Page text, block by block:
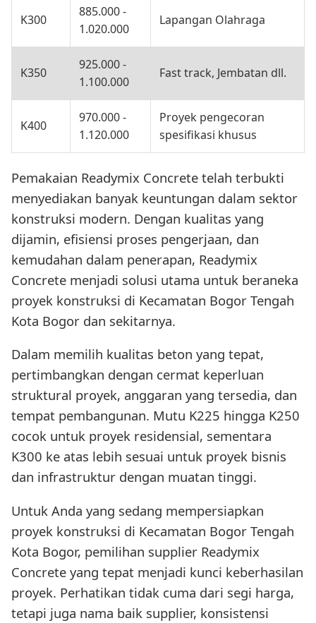
K300
885.000 -
1.020.000
Lapangan Olahraga
K350
925.000 -
1.100.000
Fast track, Jembatan dll.
K400
970.000 -
1.120.000
Proyek pengecoran
spesifikasi khusus
Pemakaian Readymix Concrete telah terbukti
menyediakan banyak keuntungan dalam sektor
konstruksi modern. Dengan kualitas yang
dijamin, efisiensi proses pengerjaan, dan
kemudahan dalam penerapan, Readymix
Concrete menjadi solusi utama untuk beraneka
proyek konstruksi di Kecamatan Bogor Tengah
Kota Bogor dan sekitarnya.
Dalam memilih kualitas beton yang tepat,
pertimbangkan dengan cermat keperluan
struktural proyek, anggaran yang tersedia, dan
tempat pembangunan. Mutu K225 hingga K250
cocok untuk proyek residensial, sementara
K300 ke atas lebih sesuai untuk proyek bisnis
dan infrastruktur dengan muatan tinggi.
Untuk Anda yang sedang mempersiapkan
proyek konstruksi di Kecamatan Bogor Tengah
Kota Bogor, pemilihan supplier Readymix
Concrete yang tepat menjadi kunci keberhasilan
proyek. Perhatikan tidak cuma dari segi harga,
tetapi juga nama baik supplier, konsistensi